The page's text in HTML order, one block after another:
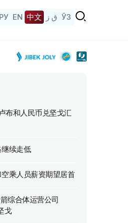
РУ EN 中文 ق ز ЎЗ
布和人民币兑坚戈汇
续走低
乘人员薪资期望居首
综合体运营公司
戈